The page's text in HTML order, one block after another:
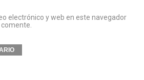
electrónico y web en este navegador